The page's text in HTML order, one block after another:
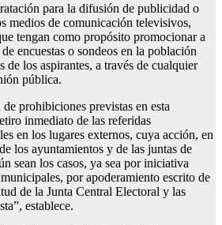
para la difusión de publicidad o
medios de comunicación televisivos,
tengan como propósito promocionar a
encuestas o sondeos en la población
de los aspirantes, a través de cualquier
pública.
prohibiciones previstas en esta
inmediato de las referidas
en los lugares externos, cuya acción, en
los ayuntamientos y de las juntas de
sean los casos, ya sea por iniciativa
por apoderamiento escrito de
de la Junta Central Electoral y las
establece.